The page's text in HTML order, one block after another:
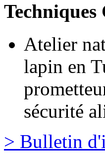
Techniques
Atelier
lapin en
sécurité
> Bulletin